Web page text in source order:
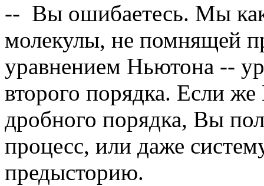
-- Вы ошибаетесь. Мы
молекулы, не помнящей
уравнением Ньютона --
второго порядка. Если
дробного порядка, Вы
процесс, или даже
предысторию.